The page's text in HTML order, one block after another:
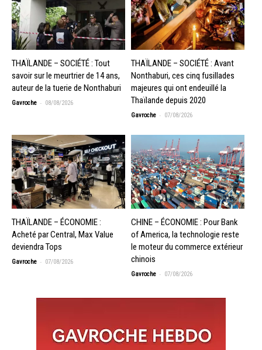
THAÏLANDE – SOCIÉTÉ : Tout
savoir sur le meurtrier de 14 ans,
auteur de la tuerie de Nonthaburi
Gavroche - 08/08/2026
THAÏLANDE – SOCIÉTÉ : Avant
Nonthaburi, ces cinq fusillades
majeures qui ont endeuillé la
Thaïlande depuis 2020
Gavroche - 07/08/2026
THAÏLANDE – ÉCONOMIE :
Acheté par Central, Max Value
deviendra Tops
Gavroche - 07/08/2026
CHINE – ÉCONOMIE : Pour Bank
of America, la technologie reste
le moteur du commerce extérieur
chinois
Gavroche - 07/08/2026